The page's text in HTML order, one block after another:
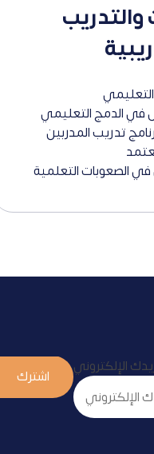
والتدريب
الدمج التعليمي
تدريب المدربين
الصعوبات التعلمية
الإلكتروني